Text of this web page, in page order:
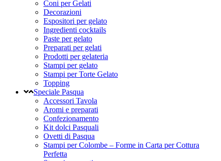
Coni per Gelati
Decorazioni
Espositori per gelato
Ingredienti cocktails
Paste per gelato
Preparati per gelati
Prodotti per gelateria
Stampi per gelato
Stampi per Torte Gelato
Topping
Speciale Pasqua
Accessori Tavola
Aromi e preparati
Confezionamento
Kit dolci Pasquali
Ovetti di Pasqua
Stampi per Colombe – Forme in Carta per Cottura
Perfetta